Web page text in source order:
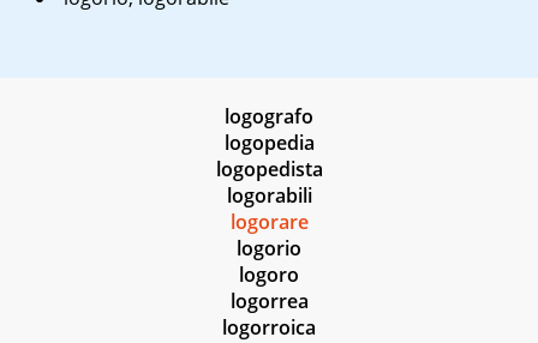
logografo
logopedia
logopedista
logorabili
logorare
logorio
logoro
logorrea
logorroica